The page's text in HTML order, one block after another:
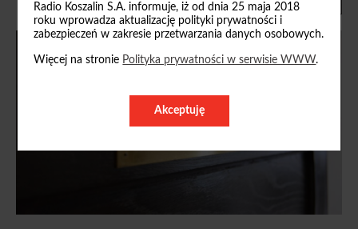
Radio Koszalin S.A. informuje, iż od dnia 25 maja 2018
roku wprowadza aktualizację polityki prywatności i
zabezpieczeń w zakresie przetwarzania danych osobowych.
Więcej na stronie Polityka prywatności w serwisie WWW.
Akceptuję